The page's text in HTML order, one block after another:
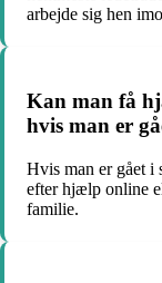
arbejde sig hen
Kan man få
hvis man er
Hvis man er gået i
efter hjælp online
familie.